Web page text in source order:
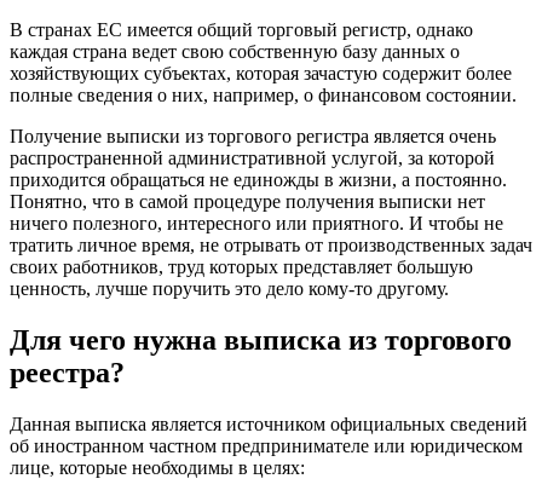
В странах ЕС имеется общий торговый регистр, однако
каждая страна ведет свою собственную базу данных о
хозяйствующих субъектах, которая зачастую содержит более
полные сведения о них, например, о финансовом состоянии.
Получение выписки из торгового регистра является очень
распространенной административной услугой, за которой
приходится обращаться не единожды в жизни, а постоянно.
Понятно, что в самой процедуре получения выписки нет
ничего полезного, интересного или приятного. И чтобы не
тратить личное время, не отрывать от производственных задач
своих работников, труд которых представляет большую
ценность, лучше поручить это дело кому-то другому.
Для чего нужна выписка из торгового
реестра?
Данная выписка является источником официальных сведений
об иностранном частном предпринимателе или юридическом
лице, которые необходимы в целях: